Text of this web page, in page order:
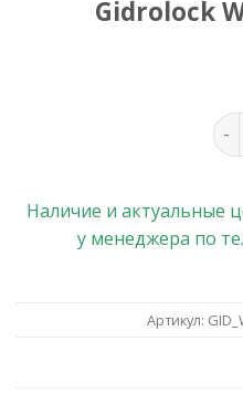
Gidrolock
Наличие и актуальные
у менеджера по
Артикул: